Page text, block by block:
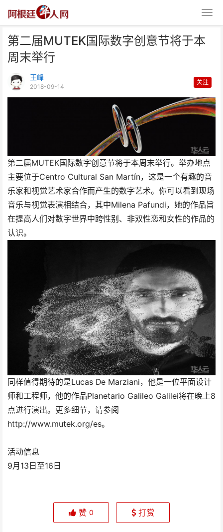
第二届MUTEK国际数字创意节将于本
周末举行
王峰
2018-09-14
关注
第二届MUTEK国际数字创意节将于本周末举行。举办地点
主要位于Centro Cultural San Martín，这是一个有趣的音
乐家和视觉艺术家合作而产生的数字艺术。你可以看到现场
音乐与视觉表演相结合，其中Milena Pafundi，她的作品旨
在提高人们对数字世界中跨性别、非双性恋和女性的作品的
认识。
同样值得期待的是Lucas De Marziani，他是一位平面设计
师和工程师，他的作品Planetario Galileo Galilei将在晚上8
点进行演出。更多细节，请参阅
http://www.mutek.org/es。
活动信息
9月13日至16日
第二届MUTEK国际数字创意节将
赞 0 打赏